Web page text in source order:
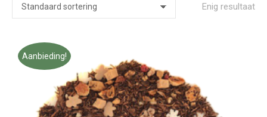
Enig resultaat
Aanbieding!